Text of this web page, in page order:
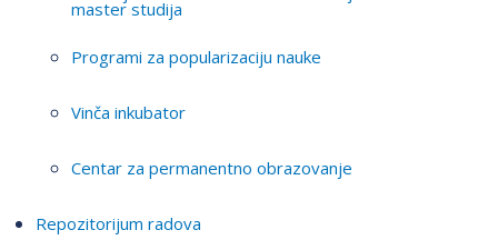
master studija
Programi za popularizaciju nauke
Vinča inkubator
Centar za permanentno obrazovanje
Repozitorijum radova